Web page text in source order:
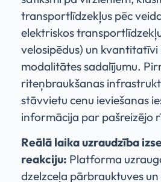
transportlīdzekļus pēc
elektriskos
velosipēdus) un kvantitatīvi
modalitātes sadalījumu.
riteņbraukšanas
stāvvietu cenu ieviešanas
informācija par pašreizējo
Reālā laika uzraudzība
reakciju: Platforma
dzelzceļa pārbrauktuves un